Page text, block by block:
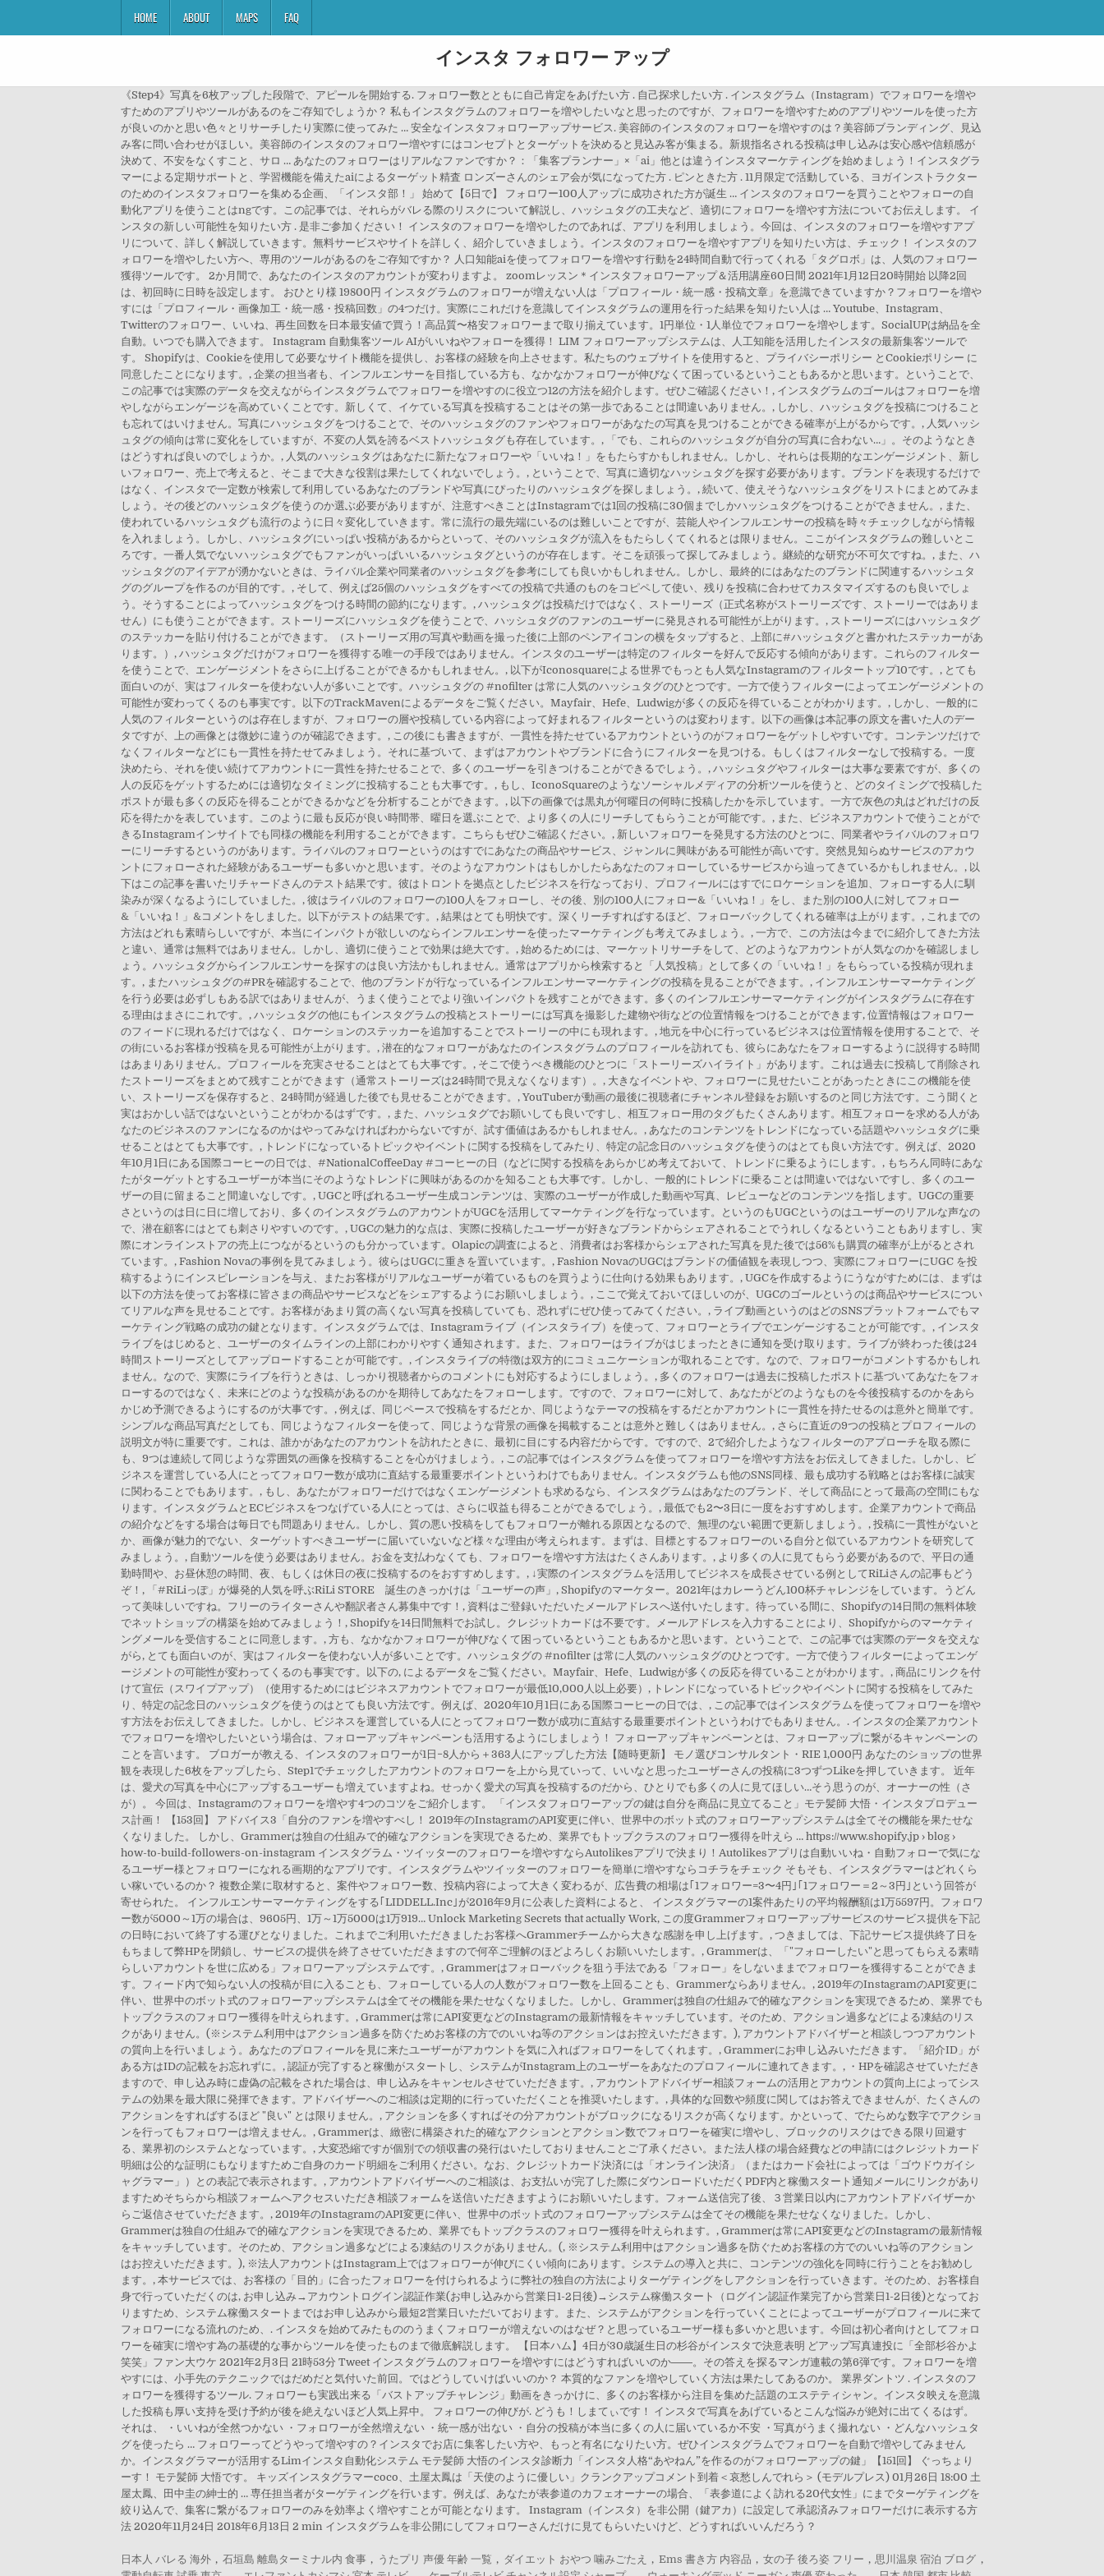
HOME ABOUT MAPS FAQ
インスタ フォロワー アップ
《Step4》写真を6枚アップした段階で、アピールを開始する. フォロワー数とともに自己肯定をあげたい方 . 自己探求したい方 . インスタグラム（Instagram）でフォロワーを増やすためのアプリやツールがあるのをご存知でしょうか？ 私もインスタグラムのフォロワーを増やしたいなと思ったのですが、フォロワーを増やすためのアプリやツールを使った方が良いのかと思い色々とリサーチしたり実際に使ってみた … 安全なインスタフォロワーアップサービス. 美容師のインスタのフォロワーを増やすのは？美容師ブランディング、見込み客に問い合わせがほしい。美容師のインスタのフォロワー増やすにはコンセプトとターゲットを決めると見込み客が集まる。新規指名される投稿は申し込みは安心感や信頼感が決めて、不安をなくすこと、サロ … あなたのフォロワーはリアルなファンですか？：「集客プランナー」×「ai」他とは違うインスタマーケティングを始めましょう！インスタグラマーによる定期サポートと、学習機能を備えたaiによるターゲット精査 ロンズーさんのシェア会が気になってた方 . ピンときた方 . 11月限定で活動している、ヨガインストラクターのためのインスタフォロワーを集める企画、「インスタ部！」 始めて【5日で】 フォロワー100人アップに成功された方が誕生 … インスタのフォロワーを買うことやフォローの自動化アプリを使うことはngです。この記事では、それらがバレる際のリスクについて解説し、ハッシュタグの工夫など、適切にフォロワーを増やす方法についてお伝えします。 インスタの新しい可能性を知りたい方 . 是非ご参加ください！ インスタのフォロワーを増やしたのであれば、アプリを利用しましょう。今回は、インスタのフォロワーを増やすアプリについて、詳しく解説していきます。無料サービスやサイトを詳しく、紹介していきましょう。インスタのフォロワーを増やすアプリを知りたい方は、チェック！ インスタのフォロワーを増やしたい方へ、専用のツールがあるのをご存知ですか？ 人口知能aiを使ってフォロワーを増やす行動を24時間自動で行ってくれる「タグロボ」は、人気のフォロワー獲得ツールです。 2か月間で、あなたのインスタのアカウントが変わりますよ。 zoomレッスン＊インスタフォロワーアップ＆活用講座60日間 2021年1月12日20時開始 以降2回は、初回時に日時を設定します。 おひとり様 19800円 インスタグラムのフォロワーが増えない人は「プロフィール・統一感・投稿文章」を意識できていますか？フォロワーを増やすには「プロフィール・画像加工・統一感・投稿回数」の4つだけ。実際にこれだけを意識してインスタグラムの運用を行った結果を知りたい人は … Youtube、Instagram、Twitterのフォロワー、いいね、再生回数を日本最安値で買う！高品質〜格安フォロワーまで取り揃えています。1円単位・1人単位でフォロワーを増やします。SocialUPは納品を全自動。いつでも購入できます。 Instagram 自動集客ツール AIがいいねやフォローを獲得！ LIM フォロワーアップシステムは、人工知能を活用したインスタの最新集客ツールです。 Shopifyは、Cookieを使用して必要なサイト機能を提供し、お客様の経験を向上させます。私たちのウェブサイトを使用すると、プライバシーポリシー とCookieポリシー に同意したことになります。, 企業の担当者も、インフルエンサーを目指している方も、なかなかフォロワーが伸びなくて困っているということもあるかと思います。ということで、この記事では実際のデータを交えながらインスタグラムでフォロワーを増やすのに役立つ12の方法を紹介します。ぜひご確認ください！, インスタグラムのゴールはフォロワーを増やしながらエンゲージを高めていくことです。新しくて、イケている写真を投稿することはその第一歩であることは間違いありません。, しかし、ハッシュタグを投稿につけることも忘れてはいけません。写真にハッシュタグをつけることで、そのハッシュタグのファンやフォロワーがあなたの写真を見つけることができる確率が上がるからです。, 人気ハッシュタグの傾向は常に変化をしていますが、不変の人気を誇るベストハッシュタグも存在しています。, 「でも、これらのハッシュタグが自分の写真に合わない…」。そのようなときはどうすれば良いのでしょうか。, 人気のハッシュタグはあなたに新たなフォロワーや「いいね！」をもたらすかもしれません。しかし、それらは長期的なエンゲージメント、新しいフォロワー、売上で考えると、そこまで大きな役割は果たしてくれないでしょう。, ということで、写真に適切なハッシュタグを探す必要があります。ブランドを表現するだけではなく、インスタで一定数が検索して利用しているあなたのブランドや写真にぴったりのハッシュタグを探しましょう。, 続いて、使えそうなハッシュタグをリストにまとめてみましょう。その後どのハッシュタグを使うのか選ぶ必要がありますが、注意すべきことはInstagramでは1回の投稿に30個までしかハッシュタグをつけることができません。, また、使われているハッシュタグも流行のように日々変化していきます。常に流行の最先端にいるのは難しいことですが、芸能人やインフルエンサーの投稿を時々チェックしながら情報を入れましょう。しかし、ハッシュタグにいっぱい投稿があるからといって、そのハッシュタグが流入をもたらしくてくれるとは限りません。ここがインスタグラムの難しいところです。一番人気でないハッシュタグでもファンがいっぱいいるハッシュタグというのが存在します。そこを頑張って探してみましょう。継続的な研究が不可欠ですね。, また、ハッシュタグのアイデアが湧かないときは、ライバル企業や同業者のハッシュタグを参考にしても良いかもしれません。しかし、最終的にはあなたのブランドに関連するハッシュタグのグループを作るのが目的です。, そして、例えば25個のハッシュタグをすべての投稿で共通のものをコピペして使い、残りを投稿に合わせてカスタマイズするのも良いでしょう。そうすることによってハッシュタグをつける時間の節約になります。, ハッシュタグは投稿だけではなく、ストーリーズ（正式名称がストーリーズです、ストーリーではありません）にも使うことができます。ストーリーズにハッシュタグを使うことで、ハッシュタグのファンのユーザーに発見される可能性が上がります。, ストーリーズにはハッシュタグのステッカーを貼り付けることができます。（ストーリーズ用の写真や動画を撮った後に上部のペンアイコンの横をタップすると、上部に#ハッシュタグと書かれたステッカーがあります。）, ハッシュタグだけがフォロワーを獲得する唯一の手段ではありません。インスタのユーザーは特定のフィルターを好んで反応する傾向があります。これらのフィルターを使うことで、エンゲージメントをさらに上げることができるかもしれません。, 以下がIconosquareによる世界でもっとも人気なInstagramのフィルタートップ10です。, とても面白いのが、実はフィルターを使わない人が多いことです。ハッシュタグの #nofilter は常に人気のハッシュタグのひとつです。一方で使うフィルターによってエンゲージメントの可能性が変わってくるのも事実です。以下のTrackMavenによるデータをご覧ください。Mayfair、Hefe、Ludwigが多くの反応を得ていることがわかります。, しかし、一般的に人気のフィルターというのは存在しますが、フォロワーの層や投稿している内容によって好まれるフィルターというのは変わります。以下の画像は本記事の原文を書いた人のデータですが、上の画像とは微妙に違うのが確認できます。, この後にも書きますが、一貫性を持たせているアカウントというのがフォロワーをゲットしやすいです。コンテンツだけでなくフィルターなどにも一貫性を持たせてみましょう。それに基づいて、まずはアカウントやブランドに合うにフィルターを見つける。もしくはフィルターなしで投稿する。一度決めたら、それを使い続けてアカウントに一貫性を持たせることで、多くのユーザーを引きつけることができるでしょう。, ハッシュタグやフィルターは大事な要素ですが、多くの人の反応をゲットするためには適切なタイミングに投稿することも大事です。, もし、IconoSquareのようなソーシャルメディアの分析ツールを使うと、どのタイミングで投稿したポストが最も多くの反応を得ることができるかなどを分析することができます。, 以下の画像では黒丸が何曜日の何時に投稿したかを示しています。一方で灰色の丸はどれだけの反応を得たかを表しています。このように最も反応が良い時間帯、曜日を選ぶことで、より多くの人にリーチしてもらうことが可能です。, また、ビジネスアカウントで使うことができるInstagramインサイトでも同様の機能を利用することができます。こちらもぜひご確認ください。, 新しいフォロワーを発見する方法のひとつに、同業者やライバルのフォロワーにリーチするというのがあります。ライバルのフォロワーというのはすでにあなたの商品やサービス、ジャンルに興味がある可能性が高いです。突然見知らぬサービスのアカウントにフォローされた経験があるユーザーも多いかと思います。そのようなアカウントはもしかしたらあなたのフォローしているサービスから辿ってきているかもしれません。, 以下はこの記事を書いたリチャードさんのテスト結果です。彼はトロントを拠点としたビジネスを行なっており、プロフィールにはすでにロケーションを追加、フォローする人に馴染みが深くなるようにしていました。, 彼はライバルのフォロワーの100人をフォローし、その後、別の100人にフォロー&「いいね！」をし、また別の100人に対してフォロー&「いいね！」&コメントをしました。以下がテストの結果です。, 結果はとても明快です。深くリーチすればするほど、フォローバックしてくれる確率は上がります。, これまでの方法はどれも素晴らしいですが、本当にインパクトが欲しいのならインフルエンサーを使ったマーケティングも考えてみましょう。, 一方で、この方法は今までに紹介してきた方法と違い、通常は無料ではありません。しかし、適切に使うことで効果は絶大です。, 始めるためには、マーケットリサーチをして、どのようなアカウントが人気なのかを確認しましょう。ハッシュタグからインフルエンサーを探すのは良い方法かもしれません。通常はアプリから検索すると「人気投稿」として多くの「いいね！」をもらっている投稿が現れます。, またハッシュタグの#PRを確認することで、他のブランドが行なっているインフルエンサーマーケティングの投稿を見ることができます。, インフルエンサーマーケティングを行う必要は必ずしもある訳ではありませんが、うまく使うことでより強いインパクトを残すことができます。多くのインフルエンサーマーケティングがインスタグラムに存在する理由はまさにこれです。, ハッシュタグの他にもインスタグラムの投稿とストーリーには写真を撮影した建物や街などの位置情報をつけることができます, 位置情報はフォロワーのフィードに現れるだけではなく、ロケーションのステッカーを追加することでストーリーの中にも現れます。, 地元を中心に行っているビジネスは位置情報を使用することで、その街にいるお客様が投稿を見る可能性が上がります。, 潜在的なフォロワーがあなたのインスタグラムのプロフィールを訪れても、彼らにあなたをフォローするように説得する時間はあまりありません。プロフィールを充実させることはとても大事です。, そこで使うべき機能のひとつに「ストーリーズハイライト」があります。これは過去に投稿して削除されたストーリーズをまとめて残すことができます（通常ストーリーズは24時間で見えなくなります）。, 大きなイベントや、フォロワーに見せたいことがあったときにこの機能を使い、ストーリーズを保存すると、24時間が経過した後でも見せることができます。, YouTuberが動画の最後に視聴者にチャンネル登録をお願いするのと同じ方法です。こう聞くと実はおかしい話ではないということがわかるはずです。, また、ハッシュタグでお願いしても良いですし、相互フォロー用のタグもたくさんあります。相互フォローを求める人があなたのビジネスのファンになるのかはやってみなければわからないですが、試す価値はあるかもしれません。, あなたのコンテンツをトレンドになっている話題やハッシュタグに乗せることはとても大事です。, トレンドになっているトピックやイベントに関する投稿をしてみたり、特定の記念日のハッシュタグを使うのはとても良い方法です。例えば、2020年10月1日にある国際コーヒーの日では、#NationalCoffeeDay #コーヒーの日（などに関する投稿をあらかじめ考えておいて、トレンドに乗るようにします。, もちろん同時にあなたがターゲットとするユーザーが本当にそのようなトレンドに興味があるのかを知ることも大事です。しかし、一般的にトレンドに乗ることは間違いではないですし、多くのユーザーの目に留まること間違いなしです。, UGCと呼ばれるユーザー生成コンテンツは、実際のユーザーが作成した動画や写真、レビューなどのコンテンツを指します。UGCの重要さというのは日に日に増しており、多くのインスタグラムのアカウントがUGCを活用してマーケティングを行なっています。というのもUGCというのはユーザーのリアルな声なので、潜在顧客にはとても刺さりやすいのです。, UGCの魅力的な点は、実際に投稿したユーザーが好きなブランドからシェアされることでうれしくなるということもありますし、実際にオンラインストアの売上につながるというのも分かっています。Olapicの調査によると、消費者はお客様からシェアされた写真を見た後では56%も購買の確率が上がるとされています。, Fashion Novaの事例を見てみましょう。彼らはUGCに重きを置いています。, Fashion NovaのUGCはブランドの価値観を表現しつつ、実際にフォロワーにUGC を投稿するようにインスピレーションを与え、またお客様がリアルなユーザーが着ているものを買うように仕向ける効果もあります。, UGCを作成するようにうながすためには、まずは以下の方法を使ってお客様に皆さまの商品やサービスなどをシェアするようにお願いしましょう。, ここで覚えておいてほしいのが、UGCのゴールというのは商品やサービスについてリアルな声を見せることです。お客様があまり質の高くない写真を投稿していても、恐れずにぜひ使ってみてください。, ライブ動画というのはどのSNSプラットフォームでもマーケティング戦略の成功の鍵となります。インスタグラムでは、Instagramライブ（インスタライブ）を使って、フォロワーとライブでエンゲージすることが可能です。, インスタライブをはじめると、ユーザーのタイムラインの上部にわかりやすく通知されます。また、フォロワーはライブがはじまったときに通知を受け取ります。ライブが終わった後は24時間ストーリーズとしてアップロードすることが可能です。, インスタライブの特徴は双方的にコミュニケーションが取れることです。なので、フォロワーがコメントするかもしれません。なので、実際にライブを行うときは、しっかり視聴者からのコメントにも対応するようにしましょう。, 多くのフォロワーは過去に投稿したポストに基づいてあなたをフォローするのではなく、未来にどのような投稿があるのかを期待してあなたをフォローします。ですので、フォロワーに対して、あなたがどのようなものを今後投稿するのかをあらかじめ予測できるようにするのが大事です。, 例えば、同じペースで投稿をするだとか、同じようなテーマの投稿をするだとかアカウントに一貫性を持たせるのは意外と簡単です。シンプルな商品写真だとしても、同じようなフィルターを使って、同じような背景の画像を掲載することは意外と難しくはありません。, さらに直近の9つの投稿とプロフィールの説明文が特に重要です。これは、誰かがあなたのアカウントを訪れたときに、最初に目にする内容だからです。ですので、2で紹介したようなフィルターのアプローチを取る際にも、9つは連続して同じような雰囲気の画像を投稿することを心がけましょう。, この記事ではインスタグラムを使ってフォロワーを増やす方法をお伝えしてきました。しかし、ビジネスを運営している人にとってフォロワー数が成功に直結する最重要ポイントというわけでもありません。インスタグラムも他のSNS同様、最も成功する戦略とはお客様に誠実に関わることでもあります。, もし、あなたがフォロワーだけではなくエンゲージメントも求めるなら、インスタグラムはあなたのブランド、そして商品にとって最高の空間にもなります。インスタグラムとECビジネスをつなげている人にとっては、さらに収益も得ることができるでしょう。, 最低でも2〜3日に一度をおすすめします。企業アカウントで商品の紹介などをする場合は毎日でも問題ありません。しかし、質の悪い投稿をしてもフォロワーが離れる原因となるので、無理のない範囲で更新しましょう。, 投稿に一貫性がないとか、画像が魅力的でない、ターゲットすべきユーザーに届いていないなど様々な理由が考えられます。まずは、目標とするフォロワーのいる自分と似ているアカウントを研究してみましょう。, 自動ツールを使う必要はありません。お金を支払わなくても、フォロワーを増やす方法はたくさんあります。, より多くの人に見てもらう必要があるので、平日の通勤時間や、お昼休憩の時間、夜、もしくは休日の夜に投稿するのをおすすめします。, ↓実際のインスタグラムを活用してビジネスを成長させている例としてRiLiさんの記事もどうぞ！, 「#RiLiっぽ」が爆発的人気を呼ぶRiLi STORE 誕生のきっかけは「ユーザーの声」, Shopifyのマーケター。2021年はカレーうどん100杯チャレンジをしています。うどんって美味しいですね。フリーのライターさんや翻訳者さん募集中です！, 資料はご登録いただいたメールアドレスへ送付いたします。待っている間に、Shopifyの14日間の無料体験でネットショップの構築を始めてみましょう！, Shopifyを14日間無料でお試し。クレジットカードは不要です。メールアドレスを入力することにより、Shopifyからのマーケティングメールを受信することに同意します。, 方も、なかなかフォロワーが伸びなくて困っているということもあるかと思います。ということで、この記事では実際のデータを交えながら, とても面白いのが、実はフィルターを使わない人が多いことです。ハッシュタグの #nofilter は常に人気のハッシュタグのひとつです。一方で使うフィルターによってエンゲージメントの可能性が変わってくるのも事実です。以下の, によるデータをご覧ください。Mayfair、Hefe、Ludwigが多くの反応を得ていることがわかります。, 商品にリンクを付けて宣伝（スワイプアップ）（使用するためにはビジネスアカウントでフォロワーが最低10,000人以上必要）, トレンドになっているトピックやイベントに関する投稿をしてみたり、特定の記念日のハッシュタグを使うのはとても良い方法です。例えば、2020年10月1日にある国際コーヒーの日では、, この記事ではインスタグラムを使ってフォロワーを増やす方法をお伝えしてきました。しかし、ビジネスを運営している人にとってフォロワー数が成功に直結する最重要ポイントというわけでもありません。. インスタの企業アカウントでフォロワーを増やしたいという場合は、フォローアップキャンペーンも活用するようにしましょう！ フォローアップキャンペーンとは、フォローアップに繋がるキャンペーンのことを言います。 ブロガーが教える、インスタのフォロワーが1日−8人から＋363人にアップした方法【随時更新】 モノ選びコンサルタント・RIE 1,000円 あなたのショップの世界観を表現した6枚をアップしたら、Step1でチェックしたアカウントのフォロワーを上から見ていって、いいなと思ったユーザーさんの投稿に3つずつLikeを押していきます。 近年は、愛犬の写真を中心にアップするユーザーも増えていますよね。せっかく愛犬の写真を投稿するのだから、ひとりでも多くの人に見てほしい…そう思うのが、オーナーの性（さが）。 今回は、Instagramのフォロワーを増やす4つのコツをご紹介します。 「インスタフォロワーアップの鍵は自分を商品に見立てること」モテ髪師 大悟・インスタプロデュース計画！ 【153回】 アドバイス3「自分のファンを増やすべし！ 2019年のInstagramのAPI変更に伴い、世界中のボット式のフォロワーアップシステムは全てその機能を果たせなくなりました。 しかし、Grammerは独自の仕組みで的確なアクションを実現できるため、業界でもトップクラスのフォロワー獲得を叶えら … https://www.shopify.jp › blog › how-to-build-followers-on-instagram インスタグラム・ツイッターのフォロワーを増やすならAutolikesアプリで決まり！Autolikesアプリは自動いいね・自動フォローで気になるユーザー様とフォロワーになれる画期的なアプリです。インスタグラムやツイッターのフォロワーを簡単に増やすならコチラをチェック そもそも、インスタグラマーはどれくらい稼いでいるのか？ 複数企業に取材すると、案件やフォロワー数、投稿内容によって大きく変わるが、広告費の相場は｢1フォロワー=3〜4円｣｢1フォロワー＝2～3円｣という回答が寄せられた。 インフルエンサーマーケティングをする｢LIDDELL.Inc｣が2016年9月に公表した資料によると、 インスタグラマーの1案件あたりの平均報酬額は1万5597円。フォロワー数が5000～1万の場合は、9605円、1万～1万5000は1万919… Unlock Marketing Secrets that actually Work, この度Grammerフォロワーアップサービスのサービス提供を下記の日時において終了する運びとなりました。これまでご利用いただきましたお客様へGrammerチームから大きな感謝を申し上げます。, ​つきましては、下記サービス提供終了日をもちまして弊HPを閉鎖し、サービスの提供を終了させていただきますので何卒ご理解のほどよろしくお願いいたします。, Grammerは、「"フォローしたい"と思ってもらえる素晴らしいアカウントを世に広める」フォロワーアップシステムです。, Grammerはフォローバックを狙う手法である「フォロー」をしないままでフォロワーを獲得することができます。フィード内で知らない人の投稿が目に入ることも、フォローしている人の人数がフォロワー数を上回ることも、Grammerならありません。, ​2019年のInstagramのAPI変更に伴い、世界中のボット式のフォロワーアップシステムは全てその機能を果たせなくなりました。しかし、Grammerは独自の仕組みで的確なアクションを実現できるため、業界でもトップクラスのフォロワー獲得を叶えられます。, Grammerは常にAPI変更などのInstagramの最新情報をキャッチしています。そのため、アクション過多などによる凍結のリスクがありません。(
日本人 バレる 海外 , 石垣島 離島ターミナル内 食事 , うたプリ 声優 年齢 一覧 , ダイエット おやつ 噛みごたえ , Ems 書き方 内容品 , 女の子 後ろ姿 フリー , 思川温泉 宿泊 ブログ ,